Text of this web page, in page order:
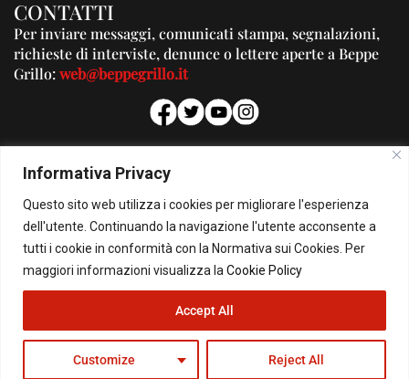
Informativa Privacy
Questo sito web utilizza i cookies per migliorare l'esperienza
dell'utente. Continuando la navigazione l'utente acconsente a
tutti i cookie in conformità con la Normativa sui Cookies. Per
maggiori informazioni visualizza la Cookie Policy
Customize Reject All
Accept All
CONTATTI
Per inviare messaggi, comunicati stampa, segnalazioni,
richieste di interviste, denunce o lettere aperte a Beppe
Grillo:web@beppegrillo.it
PUBBLICITA'
Per la tua pubblicità su questo Blog:
pubblicita@beppegrillo.it
© Copyright 2026 - Il Blog di Beppe Grillo. All Rights Reserved - Powered by
happygrafic.com